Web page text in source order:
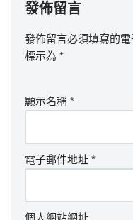
發佈留言
發佈留言必須填寫的
標示為 *
顯示名稱 *
電子郵件地址 *
個人網站網址